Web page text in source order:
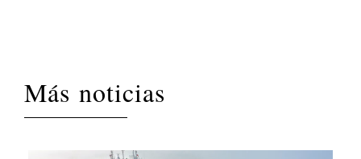
Más noticias